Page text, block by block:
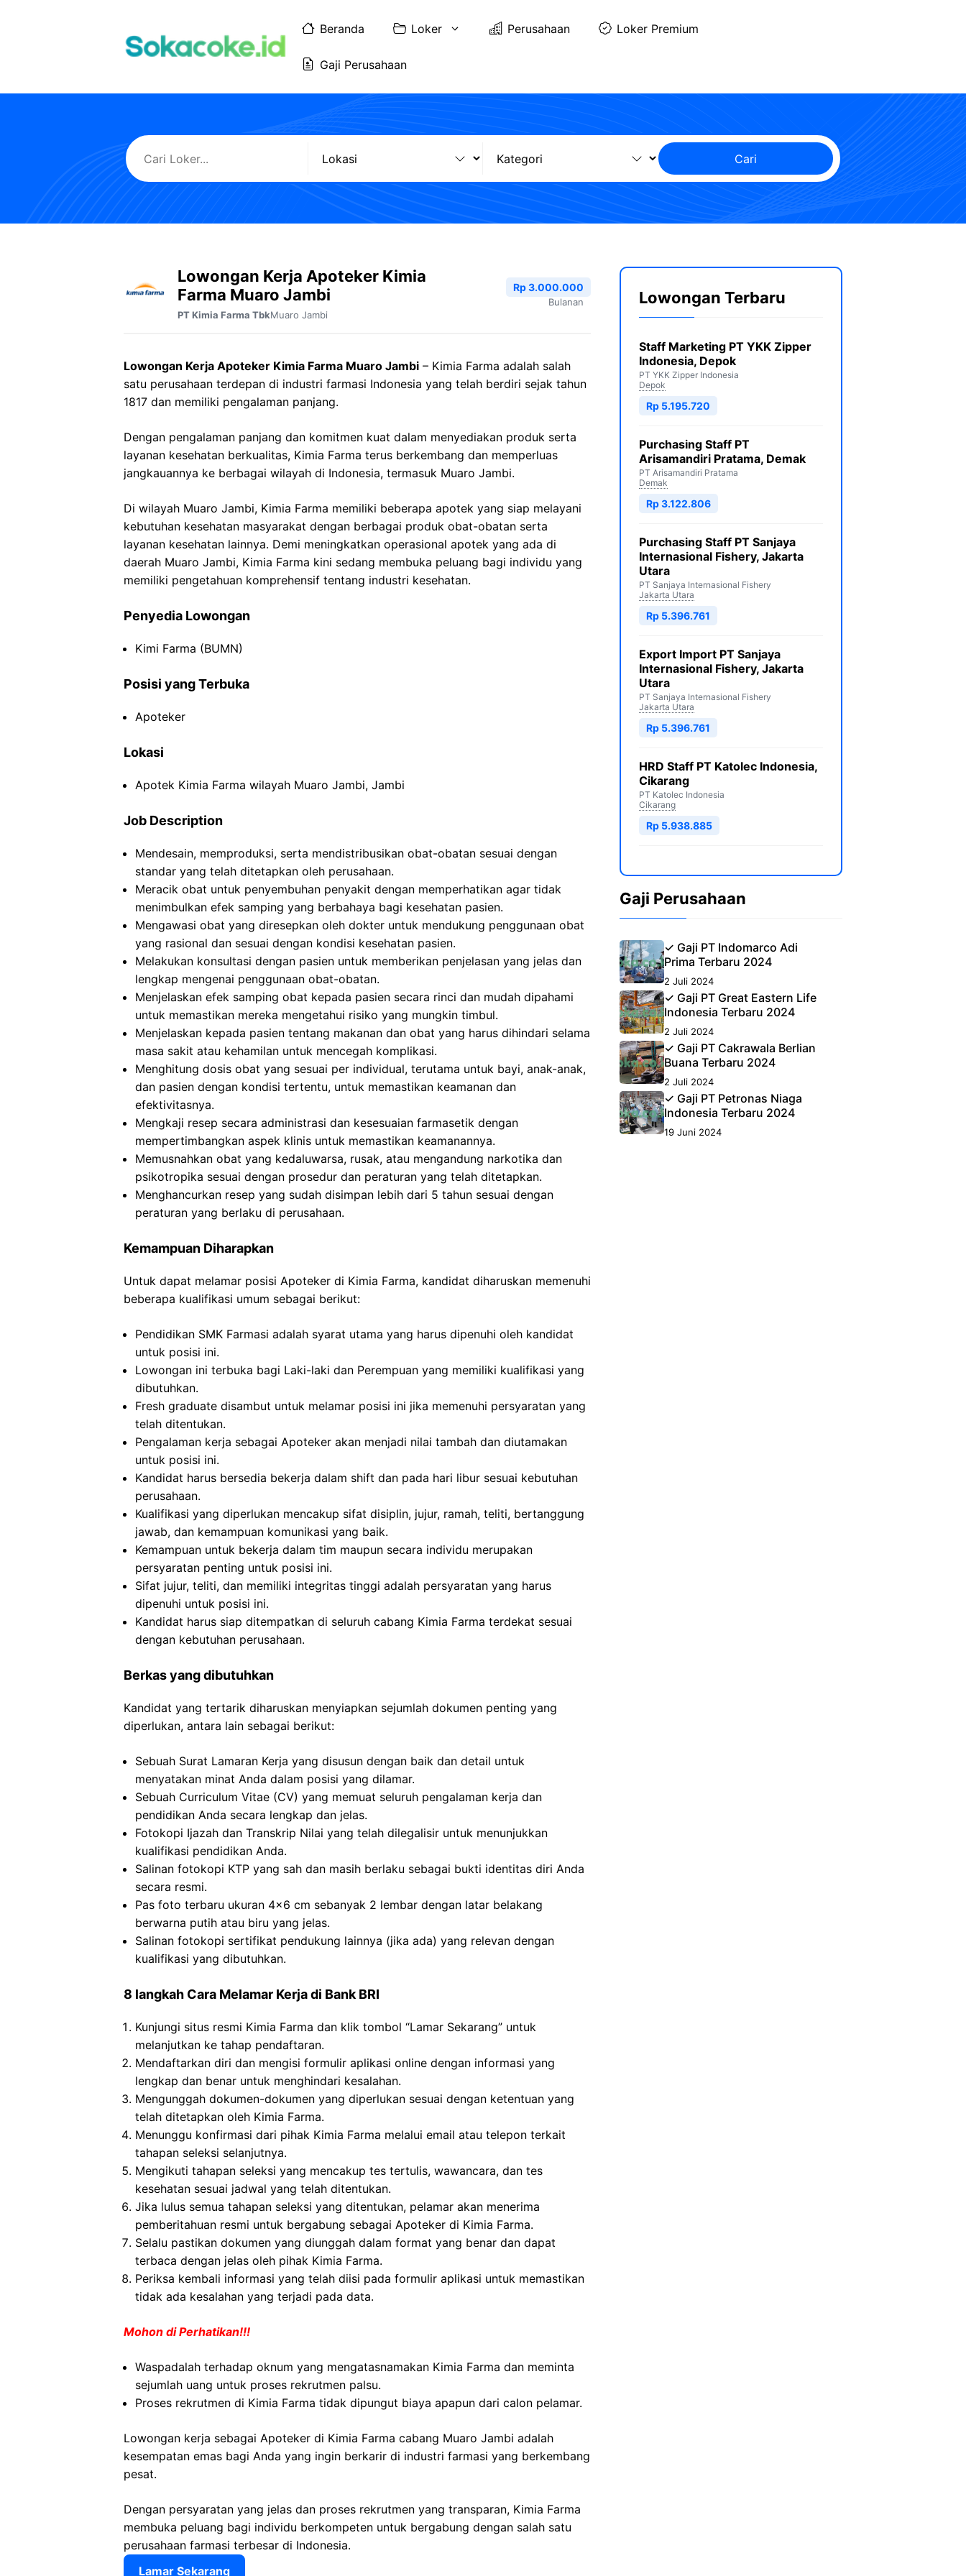
Beranda Loker Perusahaan Loker Premium
Gaji Perusahaan
Cari
Lowongan Kerja Apoteker Kimia
Farma Muaro Jambi
PT Kimia Farma TbkMuaro Jambi
Rp 3.000.000
Bulanan
Lowongan Kerja Apoteker Kimia Farma Muaro Jambi – Kimia Farma adalah salah
satu perusahaan terdepan di industri farmasi Indonesia yang telah berdiri sejak tahun
1817 dan memiliki pengalaman panjang.
Dengan pengalaman panjang dan komitmen kuat dalam menyediakan produk serta
layanan kesehatan berkualitas, Kimia Farma terus berkembang dan memperluas
jangkauannya ke berbagai wilayah di Indonesia, termasuk Muaro Jambi.
Di wilayah Muaro Jambi, Kimia Farma memiliki beberapa apotek yang siap melayani
kebutuhan kesehatan masyarakat dengan berbagai produk obat-obatan serta
layanan kesehatan lainnya. Demi meningkatkan operasional apotek yang ada di
daerah Muaro Jambi, Kimia Farma kini sedang membuka peluang bagi individu yang
memiliki pengetahuan komprehensif tentang industri kesehatan.
Penyedia Lowongan
Kimi Farma (BUMN)
Posisi yang Terbuka
Apoteker
Lokasi
Apotek Kimia Farma wilayah Muaro Jambi, Jambi
Job Description
Mendesain, memproduksi, serta mendistribusikan obat-obatan sesuai dengan
standar yang telah ditetapkan oleh perusahaan.
Meracik obat untuk penyembuhan penyakit dengan memperhatikan agar tidak
menimbulkan efek samping yang berbahaya bagi kesehatan pasien.
Mengawasi obat yang diresepkan oleh dokter untuk mendukung penggunaan obat
yang rasional dan sesuai dengan kondisi kesehatan pasien.
Melakukan konsultasi dengan pasien untuk memberikan penjelasan yang jelas dan
lengkap mengenai penggunaan obat-obatan.
Menjelaskan efek samping obat kepada pasien secara rinci dan mudah dipahami
untuk memastikan mereka mengetahui risiko yang mungkin timbul.
Menjelaskan kepada pasien tentang makanan dan obat yang harus dihindari selama
masa sakit atau kehamilan untuk mencegah komplikasi.
Menghitung dosis obat yang sesuai per individual, terutama untuk bayi, anak-anak,
dan pasien dengan kondisi tertentu, untuk memastikan keamanan dan
efektivitasnya.
Mengkaji resep secara administrasi dan kesesuaian farmasetik dengan
mempertimbangkan aspek klinis untuk memastikan keamanannya.
Memusnahkan obat yang kedaluwarsa, rusak, atau mengandung narkotika dan
psikotropika sesuai dengan prosedur dan peraturan yang telah ditetapkan.
Menghancurkan resep yang sudah disimpan lebih dari 5 tahun sesuai dengan
peraturan yang berlaku di perusahaan.
Kemampuan Diharapkan
Untuk dapat melamar posisi Apoteker di Kimia Farma, kandidat diharuskan memenuhi
beberapa kualifikasi umum sebagai berikut:
Pendidikan SMK Farmasi adalah syarat utama yang harus dipenuhi oleh kandidat
untuk posisi ini.
Lowongan ini terbuka bagi Laki-laki dan Perempuan yang memiliki kualifikasi yang
dibutuhkan.
Fresh graduate disambut untuk melamar posisi ini jika memenuhi persyaratan yang
telah ditentukan.
Pengalaman kerja sebagai Apoteker akan menjadi nilai tambah dan diutamakan
untuk posisi ini.
Kandidat harus bersedia bekerja dalam shift dan pada hari libur sesuai kebutuhan
perusahaan.
Kualifikasi yang diperlukan mencakup sifat disiplin, jujur, ramah, teliti, bertanggung
jawab, dan kemampuan komunikasi yang baik.
Kemampuan untuk bekerja dalam tim maupun secara individu merupakan
persyaratan penting untuk posisi ini.
Sifat jujur, teliti, dan memiliki integritas tinggi adalah persyaratan yang harus
dipenuhi untuk posisi ini.
Kandidat harus siap ditempatkan di seluruh cabang Kimia Farma terdekat sesuai
dengan kebutuhan perusahaan.
Berkas yang dibutuhkan
Kandidat yang tertarik diharuskan menyiapkan sejumlah dokumen penting yang
diperlukan, antara lain sebagai berikut:
Sebuah Surat Lamaran Kerja yang disusun dengan baik dan detail untuk
menyatakan minat Anda dalam posisi yang dilamar.
Sebuah Curriculum Vitae (CV) yang memuat seluruh pengalaman kerja dan
pendidikan Anda secara lengkap dan jelas.
Fotokopi Ijazah dan Transkrip Nilai yang telah dilegalisir untuk menunjukkan
kualifikasi pendidikan Anda.
Salinan fotokopi KTP yang sah dan masih berlaku sebagai bukti identitas diri Anda
secara resmi.
Pas foto terbaru ukuran 4×6 cm sebanyak 2 lembar dengan latar belakang
berwarna putih atau biru yang jelas.
Salinan fotokopi sertifikat pendukung lainnya (jika ada) yang relevan dengan
kualifikasi yang dibutuhkan.
8 langkah Cara Melamar Kerja di Bank BRI
Kunjungi situs resmi Kimia Farma dan klik tombol “Lamar Sekarang” untuk
melanjutkan ke tahap pendaftaran.
Mendaftarkan diri dan mengisi formulir aplikasi online dengan informasi yang
lengkap dan benar untuk menghindari kesalahan.
Mengunggah dokumen-dokumen yang diperlukan sesuai dengan ketentuan yang
telah ditetapkan oleh Kimia Farma.
Menunggu konfirmasi dari pihak Kimia Farma melalui email atau telepon terkait
tahapan seleksi selanjutnya.
Mengikuti tahapan seleksi yang mencakup tes tertulis, wawancara, dan tes
kesehatan sesuai jadwal yang telah ditentukan.
Jika lulus semua tahapan seleksi yang ditentukan, pelamar akan menerima
pemberitahuan resmi untuk bergabung sebagai Apoteker di Kimia Farma.
Selalu pastikan dokumen yang diunggah dalam format yang benar dan dapat
terbaca dengan jelas oleh pihak Kimia Farma.
Periksa kembali informasi yang telah diisi pada formulir aplikasi untuk memastikan
tidak ada kesalahan yang terjadi pada data.
Mohon di Perhatikan!!!
Waspadalah terhadap oknum yang mengatasnamakan Kimia Farma dan meminta
sejumlah uang untuk proses rekrutmen palsu.
Proses rekrutmen di Kimia Farma tidak dipungut biaya apapun dari calon pelamar.
Lowongan kerja sebagai Apoteker di Kimia Farma cabang Muaro Jambi adalah
kesempatan emas bagi Anda yang ingin berkarir di industri farmasi yang berkembang
pesat.
Dengan persyaratan yang jelas dan proses rekrutmen yang transparan, Kimia Farma
membuka peluang bagi individu berkompeten untuk bergabung dengan salah satu
perusahaan farmasi terbesar di Indonesia.
Lamar Sekarang
Lowongan Terbaru
Staff Marketing PT YKK Zipper
Indonesia, Depok
PT YKK Zipper Indonesia
Depok
Rp 5.195.720
Purchasing Staff PT
Arisamandiri Pratama, Demak
PT Arisamandiri Pratama
Demak
Rp 3.122.806
Purchasing Staff PT Sanjaya
Internasional Fishery, Jakarta
Utara
PT Sanjaya Internasional Fishery
Jakarta Utara
Rp 5.396.761
Export Import PT Sanjaya
Internasional Fishery, Jakarta
Utara
PT Sanjaya Internasional Fishery
Jakarta Utara
Rp 5.396.761
HRD Staff PT Katolec Indonesia,
Cikarang
PT Katolec Indonesia
Cikarang
Rp 5.938.885
Gaji Perusahaan
✓ Gaji PT Indomarco Adi
Prima Terbaru 2024
2 Juli 2024
✓ Gaji PT Great Eastern Life
Indonesia Terbaru 2024
2 Juli 2024
✓ Gaji PT Cakrawala Berlian
Buana Terbaru 2024
2 Juli 2024
✓ Gaji PT Petronas Niaga
Indonesia Terbaru 2024
19 Juni 2024